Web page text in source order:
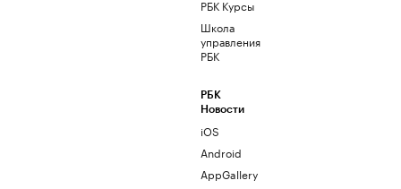
РБК Курсы
Школа
управления
РБК
РБК
Новости
iOS
Android
AppGallery